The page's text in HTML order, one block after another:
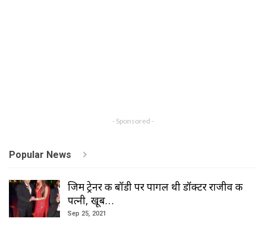
- Sponsored -
Popular News
जिम ट्रेनर की बॉडी पर पागल थी डॉक्टर राजीव की
पत्नी, खूब…
Sep 25, 2021